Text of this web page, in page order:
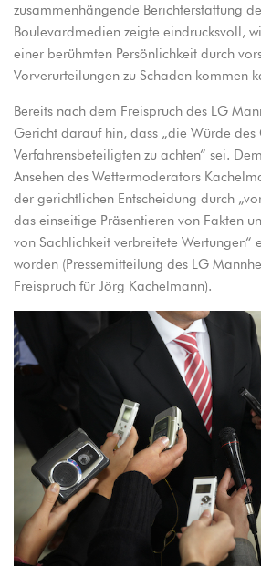
zusammenhängende Berichterstattung
Boulevardmedien zeigte eindrucksvoll,
einer berühmten Persönlichkeit durch
Vorverurteilungen zu Schaden kommen
Bereits nach dem Freispruch des LG
Gericht darauf hin, dass „die Würde des
Verfahrensbeteiligten zu achten“ sei.
Ansehen des Wettermoderators
der gerichtlichen Entscheidung durch
das einseitige Präsentieren von Fakten
von Sachlichkeit verbreitete Wertungen“
worden (Pressemitteilung des LG
Freispruch für Jörg Kachelmann).